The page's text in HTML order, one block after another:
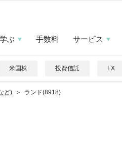
ぶ 手数料 サービス
米国株 投資信託 FX
ど) ランド(8918)